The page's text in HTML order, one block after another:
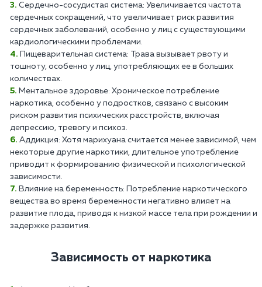
Сердечно-сосудистая система: Увеличивается частота
сердечных сокращений, что увеличивает риск развития
сердечных заболеваний, особенно у лиц с существующими
кардиологическими проблемами.
Пищеварительная система: Трава вызывает рвоту и
тошноту, особенно у лиц, употребляющих ее в больших
количествах.
Ментальное здоровье: Хроническое потребление
наркотика, особенно у подростков, связано с высоким
риском развития психических расстройств, включая
депрессию, тревогу и психоз.
Аддикция: Хотя марихуана считается менее зависимой, чем
некоторые другие наркотики, длительное употребление
приводит к формированию физической и психологической
зависимости.
Влияние на беременность: Потребление наркотического
вещества во время беременности негативно влияет на
развитие плода, приводя к низкой массе тела при рождении и
задержке развития.
Зависимость от наркотика